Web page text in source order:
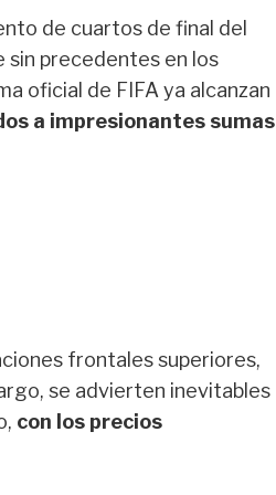
de cuartos de final del
sin precedentes en los
oficial de FIFA ya alcanzan
a impresionantes sumas
frontales superiores,
se advierten inevitables
con los precios